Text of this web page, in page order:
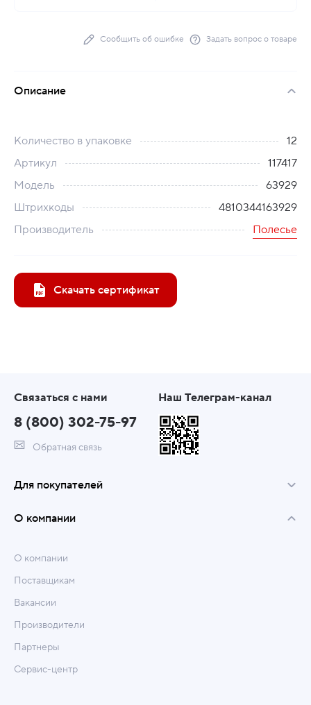
Сообщить об ошибке Задать вопрос о товаре
Описание
Количество в упаковке
12
Артикул
117417
Модель
63929
Штрихкоды
4810344163929
Производитель
Полесье
Скачать сертификат
Связаться с нами
8 (800) 302-75-97
Обратная связь
Наш Телеграм-канал
Для покупателей
О компании
О компании
Поставщикам
Вакансии
Производители
Партнеры
Сервис-центр